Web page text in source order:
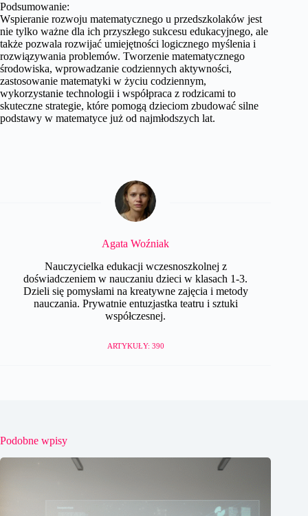
Podsumowanie:
Wspieranie rozwoju matematycznego u przedszkolaków jest
nie tylko ważne dla ich przyszłego sukcesu edukacyjnego, ale
także pozwala rozwijać umiejętności logicznego myślenia i
rozwiązywania problemów. Tworzenie matematycznego
środowiska, wprowadzanie codziennych aktywności,
zastosowanie matematyki w życiu codziennym,
wykorzystanie technologii i współpraca z rodzicami to
skuteczne strategie, które pomogą dzieciom zbudować silne
podstawy w matematyce już od najmłodszych lat.
Agata Woźniak
Nauczycielka edukacji wczesnoszkolnej z
doświadczeniem w nauczaniu dzieci w klasach 1-3.
Dzieli się pomysłami na kreatywne zajęcia i metody
nauczania. Prywatnie entuzjastka teatru i sztuki
współczesnej.
ARTYKUŁY: 390
Podobne wpisy